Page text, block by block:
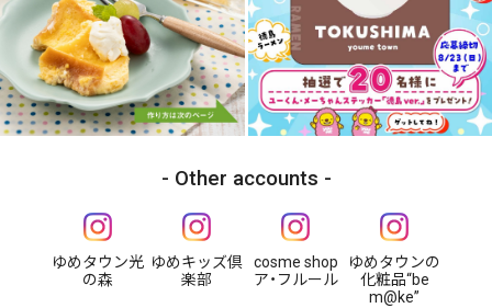
Other accounts
ゆめタウン光
の森
ゆめキッズ倶
楽部
cosme shop
ア・フルール
ゆめタウンの
化粧品“be
m@ke”